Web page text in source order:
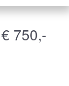
750,-